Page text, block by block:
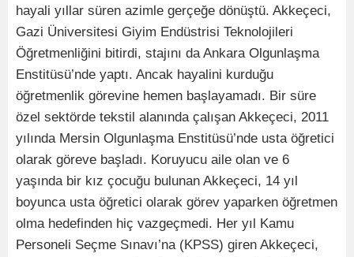
hayali yıllar süren azimle gerçeğe dönüştü. Akkeçeci,
Gazi Üniversitesi Giyim Endüstrisi Teknolojileri
Öğretmenliğini bitirdi, stajını da Ankara Olgunlaşma
Enstitüsü’nde yaptı. Ancak hayalini kurduğu
öğretmenlik görevine hemen başlayamadı. Bir süre
özel sektörde tekstil alanında çalışan Akkeçeci, 2011
yılında Mersin Olgunlaşma Enstitüsü’nde usta öğretici
olarak göreve başladı. Koruyucu aile olan ve 6
yaşında bir kız çocuğu bulunan Akkeçeci, 14 yıl
boyunca usta öğretici olarak görev yaparken öğretmen
olma hedefinden hiç vazgeçmedi. Her yıl Kamu
Personeli Seçme Sınavı’na (KPSS) giren Akkeçeci,